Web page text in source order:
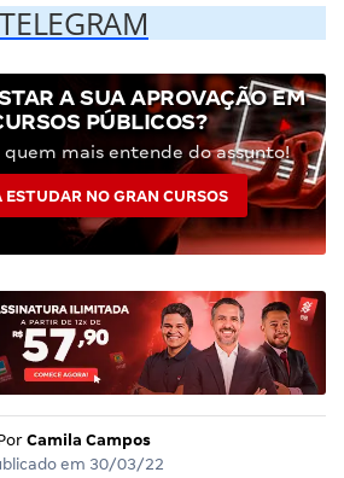
TELEGRAM
A SUA APROVAÇÃO EM
PÚBLICOS?
mais entende do assunto!
ESTUDAR NO GRAN CURSOS
Camila Campos
em 30/03/22